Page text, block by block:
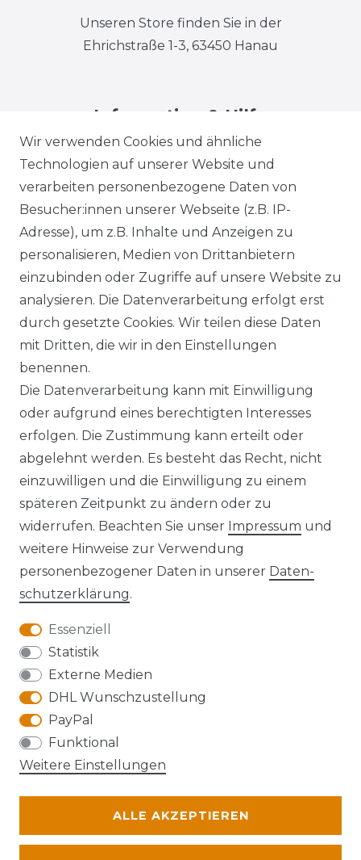
Wir verwenden Cookies und ähnliche
Technologien auf unserer Website und
verarbeiten personenbezogene Daten von
Besucher:innen unserer Webseite (z.B. IP-
Adresse), um z.B. Inhalte und Anzeigen zu
personalisieren, Medien von Drittanbietern
einzubinden oder Zugriffe auf unsere Website zu
analysieren. Die Datenverarbeitung erfolgt erst
durch gesetzte Cookies. Wir teilen diese Daten
mit Dritten, die wir in den Einstellungen
benennen.
Die Datenverarbeitung kann mit Einwilligung
oder aufgrund eines berechtigten Interesses
erfolgen. Die Zustimmung kann erteilt oder
abgelehnt werden. Es besteht das Recht, nicht
einzuwilligen und die Einwilligung zu einem
späteren Zeitpunkt zu ändern oder zu
widerrufen. Beachten Sie unser Impressum und
weitere Hinweise zur Verwendung
personenbezogener Daten in unserer Daten­
schutz­erklärung.
Essenziell
Statistik
Externe Medien
DHL Wunschzustellung
PayPal
Funktional
Weitere Einstellungen
ALLE AKZEPTIEREN
Unseren Store finden Sie in der
Ehrichstraße 1-3, 63450 Hanau
Information & Hilfe
Impressum Daten­schutz­erklärung
AGB Barrierefreiheitserklärung
Widerrufs­recht
VERTRAG WIDERRUFEN Kontakt
Die Karte kann aufgrund ihrer
Datenschutzeinstellungen nicht angezeigt
werden. Bitte akzeptieren Sie die Verwendung
von Google Maps, um die Karte zu verwenden.